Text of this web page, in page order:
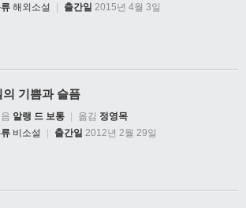
해외소설 | 출간일 2015년 4월 3일
의 기쁨과 슬픔
알랭 드 보통 옮김 정영목
비소설 출간일 2012년 2월 29일